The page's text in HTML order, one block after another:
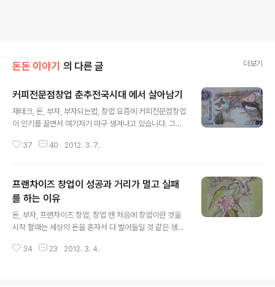
돈돈 이야기 의 다른 글 더보기
커피전문점창업 춘추전국시대 에서 살아남기
재테크, 돈, 부자, 부자되는법, 창업 요즘에 커피전문점창업
이 인기를 끌면서 여기저기 마구 생겨나고 있습니다. 그야
니다. 사실 커피전문점 운영이란 것이 쉽지만은 않습니다.
해도 커피전문점 시장은 더이상 생기기 어려울 정도로 포
화상태에 이른것은 사실입니다. 때문에 열심히 노력하면
큰 돈을 벌수는 없어도 그럭저럭 먹고 살 정도는 되지 않을
까? 싶습니다. 고수익을 노리고 커피전문점창업을 생각한
다면 일찌감치 접는 것이 현명할 것이고, 그져 생활을 하기
위해서 라면 철저한 준비과정을 거쳐서 창업을 시작해야
37 40 2012. 3. 7.
프랜차이즈 창업이 성공과 거리가 멀고 실패
를 하는 이유
돈, 부자, 프랜차이즈 창업, 창업 맨 처음에 창업이란 것을
시작 할때는 세상의 돈을 혼자서 다 벌어들일 것 같은 생각
어 있다가 막상 문을 열고서 손님을 기다리는 시점 부터는
34 23 2012. 3. 4.